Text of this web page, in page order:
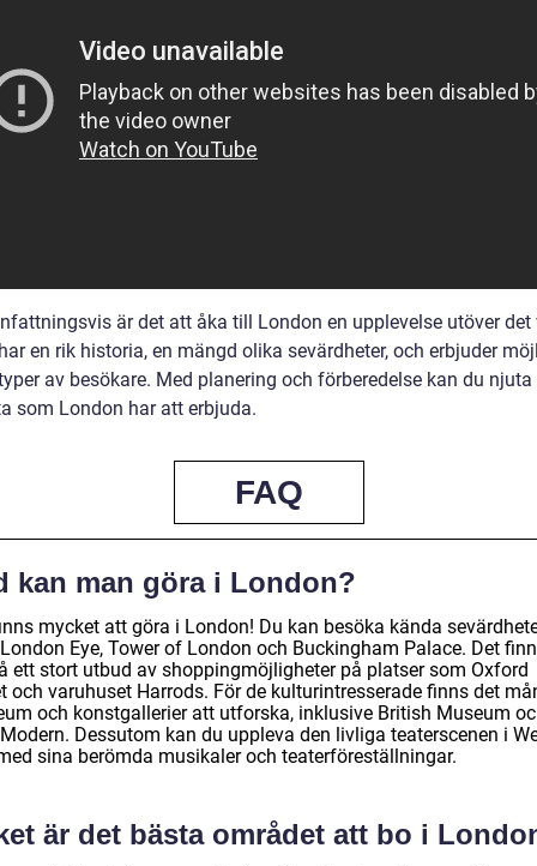
är det att åka till London en upplevelse utöver det
en rik historia, en mängd olika sevärdheter, och erbjuder
av besökare. Med planering och förberedelse kan du
som London har att erbjuda.
FAQ
kan man göra i London?
mycket att göra i London! Du kan besöka kända
Eye, Tower of London och Buckingham Palace. Det
ett stort utbud av shoppingmöjligheter på platser som Oxford
och varuhuset Harrods. För de kulturintresserade finns det
och konstgallerier att utforska, inklusive British Museum
Dessutom kan du uppleva den livliga teaterscenen i
sina berömda musikaler och teaterföreställningar.
är det bästa området att bo i